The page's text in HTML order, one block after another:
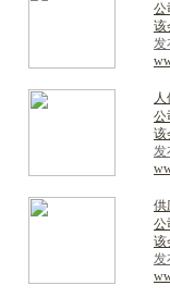
公
该
发
人
公
该
发
供
公
该
发